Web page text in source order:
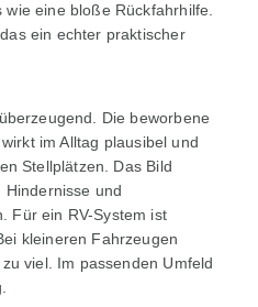
eine bloße Rückfahrhilfe.
ein echter praktischer
Die beworbene
im Alltag plausibel und
Stellplätzen. Das Bild
Hindernisse und
Für ein RV-System ist
kleineren Fahrzeugen
viel. Im passenden Umfeld